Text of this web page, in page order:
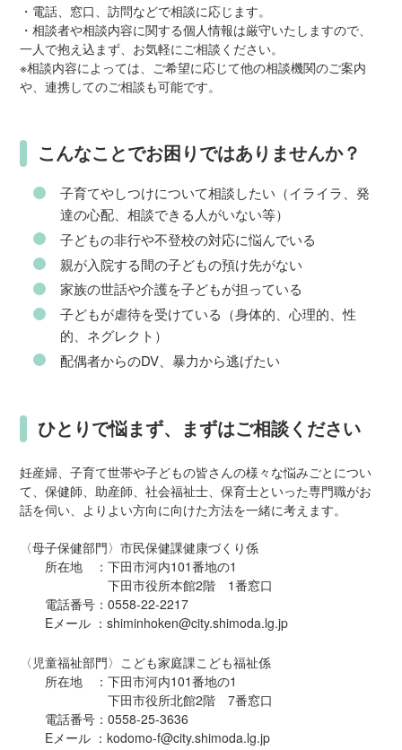
・電話、窓口、訪問などで相談に応じます。
・相談者や相談内容に関する個人情報は厳守いたしますので、
一人で抱え込まず、お気軽にご相談ください。
※相談内容によっては、ご希望に応じて他の相談機関のご案内
や、連携してのご相談も可能です。
こんなことでお困りではありませんか？
子育てやしつけについて相談したい（イライラ、発
達の心配、相談できる人がいない等）
子どもの非行や不登校の対応に悩んでいる
親が入院する間の子どもの預け先がない
家族の世話や介護を子どもが担っている
子どもが虐待を受けている（身体的、心理的、性
的、ネグレクト）
配偶者からのDV、暴力から逃げたい
ひとりで悩まず、まずはご相談ください
妊産婦、子育て世帯や子どもの皆さんの様々な悩みごとについ
て、保健師、助産師、社会福祉士、保育士といった専門職がお
話を伺い、よりよい方向に向けた方法を一緒に考えます。
〈母子保健部門〉市民保健課健康づくり係
所在地 ：下田市河内101番地の1
下田市役所本館2階 1番窓口
電話番号：0558-22-2217
Eメール ：shiminhoken@city.shimoda.lg.jp
〈児童福祉部門〉こども家庭課こども福祉係
所在地 ：下田市河内101番地の1
下田市役所北館2階 7番窓口
電話番号：0558-25-3636
Eメール ：kodomo-f@city.shimoda.lg.jp